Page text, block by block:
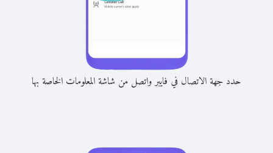
حدد جهة الاتصال في فايبر واتصل من شاشة المعلومات الخاصة بها